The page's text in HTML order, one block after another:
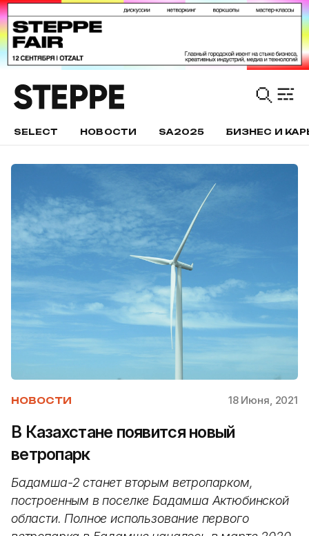
SELECT НОВОСТИ SA2025 БИЗНЕС И
НОВОСТИ 18 Июня, 2021
В Казахстане появится новый
ветропарк
Бадамша-2 станет вторым ветропарком,
построенным в поселке Бадамша Актюбинской
области. Полное использование первого